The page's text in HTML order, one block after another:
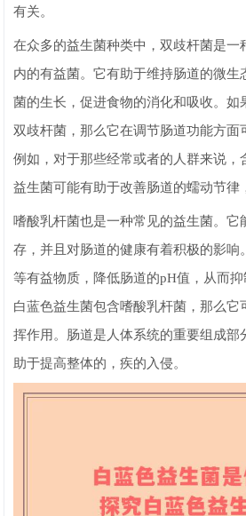
有关。
在众多的益生菌种类中，双歧杆菌是一
内的有益菌。它有助于维持肠道的微生
菌的生长，促进食物的消化和吸收。如
双歧杆菌，那么它在调节肠道功能方面
例如，对于那些经常或者的人群来说，
益生菌可能有助于改善肠道的蠕动节律
嗜酸乳杆菌也是一种常见的益生菌。它
存，并且对肠道的健康有着积极的影响
等有益物质，降低肠道的pH值，从而
白蓝色益生菌包含嗜酸乳杆菌，那么它
挥作用。肠道是人体系统的重要组成部
助于提高整体的，疾的入侵。